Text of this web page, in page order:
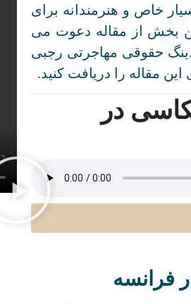
خاص و هنرمندانه برای
بخش از مقاله دعوت می
حقوقی مهاجرتی رجبی
این مقاله را دریافت کنید.
در
فرانسه